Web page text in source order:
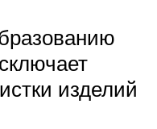
изделий